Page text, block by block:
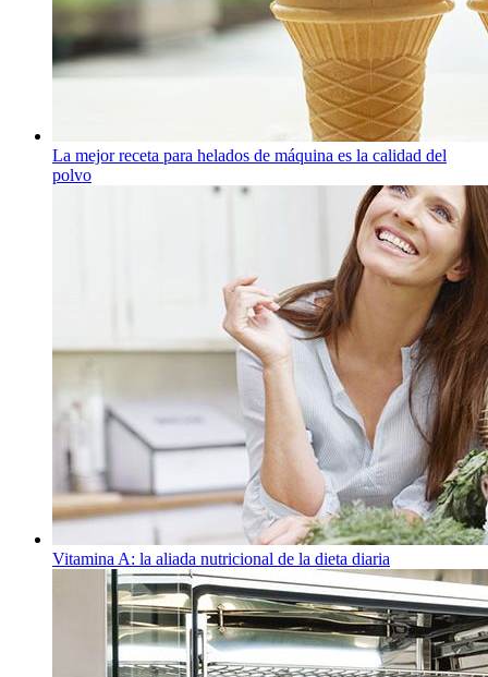
La mejor receta para helados de máquina es la calidad del
polvo
Vitamina A: la aliada nutricional de la dieta diaria